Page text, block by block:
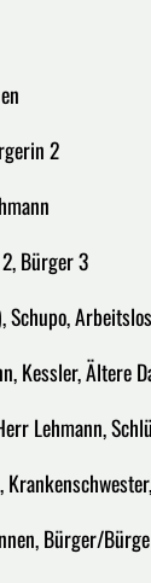
2
Bürger 3
Schupo,
Kessler, Ältere
Lehmann,
Bürger/